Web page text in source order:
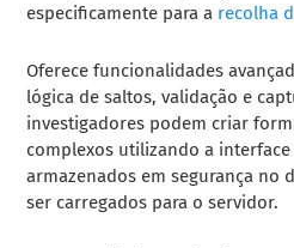
especificamente para a recolha
Oferece funcionalidades
lógica de saltos, validação e
investigadores podem criar
complexos utilizando a
armazenados em segurança no
ser carregados para o servidor.